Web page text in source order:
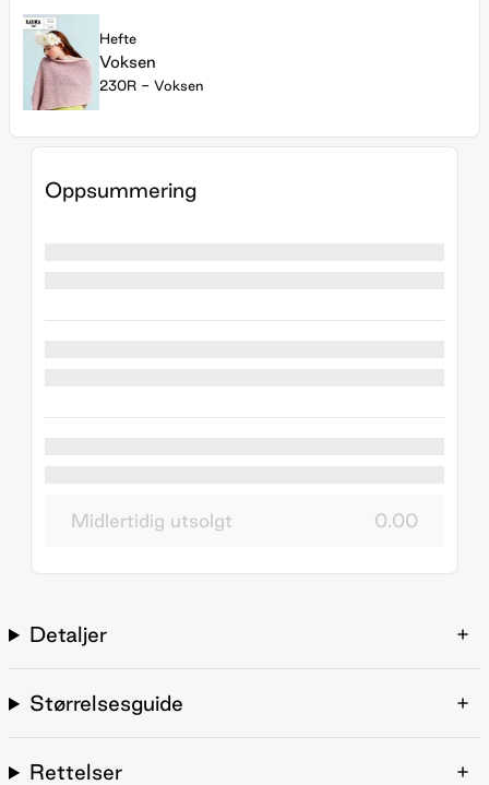
Hefte
Voksen
230R - Voksen
Oppsummering
Midlertidig utsolgt 0.00
Detaljer
Størrelsesguide
Rettelser